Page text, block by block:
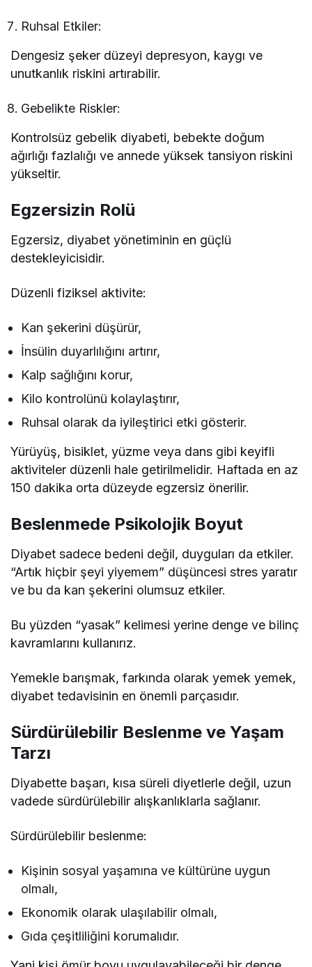
Ruhsal Etkiler:
Dengesiz şeker düzeyi depresyon, kaygı ve
unutkanlık riskini artırabilir.
Gebelikte Riskler:
Kontrolsüz gebelik diyabeti, bebekte doğum
ağırlığı fazlalığı ve annede yüksek tansiyon riskini
yükseltir.
Egzersizin Rolü
Egzersiz, diyabet yönetiminin en güçlü
destekleyicisidir.
Düzenli fiziksel aktivite:
Kan şekerini düşürür,
İnsülin duyarlılığını artırır,
Kalp sağlığını korur,
Kilo kontrolünü kolaylaştırır,
Ruhsal olarak da iyileştirici etki gösterir.
Yürüyüş, bisiklet, yüzme veya dans gibi keyifli
aktiviteler düzenli hale getirilmelidir. Haftada en az
150 dakika orta düzeyde egzersiz önerilir.
Beslenmede Psikolojik Boyut
Diyabet sadece bedeni değil, duyguları da etkiler.
“Artık hiçbir şeyi yiyemem” düşüncesi stres yaratır
ve bu da kan şekerini olumsuz etkiler.
Bu yüzden “yasak” kelimesi yerine denge ve bilinç
kavramlarını kullanırız.
Yemekle barışmak, farkında olarak yemek yemek,
diyabet tedavisinin en önemli parçasıdır.
Sürdürülebilir Beslenme ve Yaşam
Tarzı
Diyabette başarı, kısa süreli diyetlerle değil, uzun
vadede sürdürülebilir alışkanlıklarla sağlanır.
Sürdürülebilir beslenme:
Kişinin sosyal yaşamına ve kültürüne uygun
olmalı,
Ekonomik olarak ulaşılabilir olmalı,
Gıda çeşitliliğini korumalıdır.